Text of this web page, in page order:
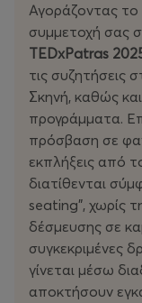
εμπειρίες.
✔️Live
Καλλιτεχνικές
μια νέα διάσταση
✔️Networking
Γνωρίστε
ηγέτες και
✔️Surprise
Γιορτάζουμε τα 10
αναδρομές στη
Ετοιμαστείτε για
έκδοση του
Αγοράζοντας το
συμμετοχή σας
TEDxPatras
τις συζητήσεις
Σκηνή, καθώς
προγράμματα.
πρόσβαση σε
εκπλήξεις από
διατίθενται
seating”, χωρίς
δέσμευσης σε
συγκεκριμένες
γίνεται μέσω
αποκτήσουν